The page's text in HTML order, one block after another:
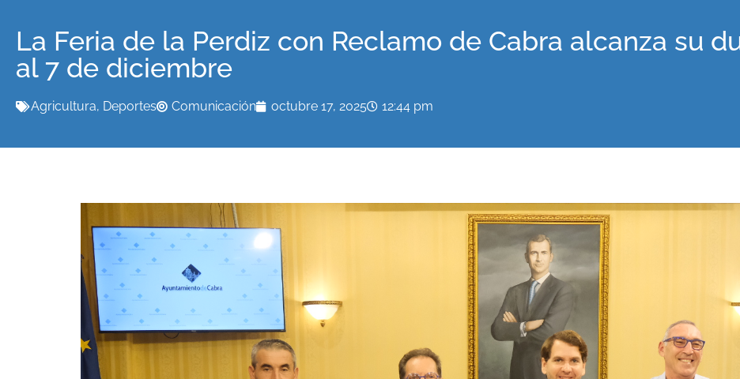
La Feria de la Perdiz con Reclamo de Cabra alcanza su
al 7 de diciembre
Agricultura, Deportes Comunicación octubre 17, 2025 12:44 pm